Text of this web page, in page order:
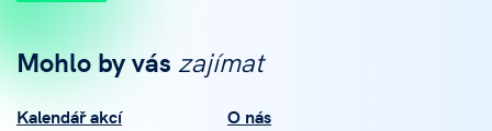
Mohlo by vás zajímat
Kalendář akcí
O nás